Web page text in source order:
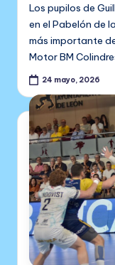
Los pupilos de
en el Pabelón de
más importante
Motor BM
24 mayo, 2026